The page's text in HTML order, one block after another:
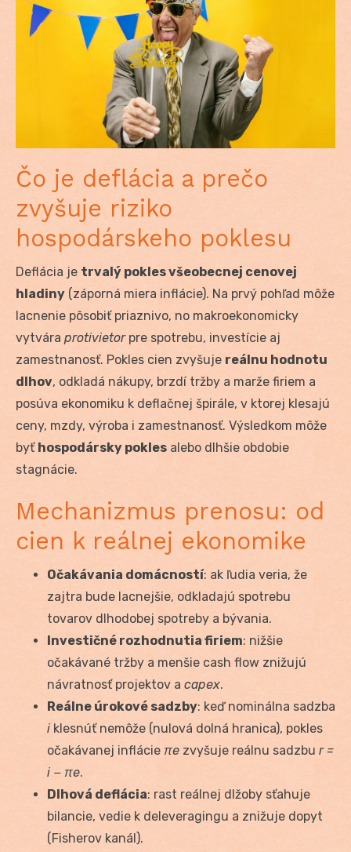
Čo je deflácia a prečo
zvyšuje riziko
hospodárskeho poklesu
Deflácia je trvalý pokles všeobecnej cenovej
hladiny (záporná miera inflácie). Na prvý pohľad môže
lacnenie pôsobiť priaznivo, no makroekonomicky
vytvára protivietorpre spotrebu, investície aj
zamestnanosť. Pokles cien zvyšuje reálnu hodnotu
dlhov, odkladá nákupy, brzdí tržby a marže firiem a
posúva ekonomiku k deflačnej špirále, v ktorej klesajú
ceny, mzdy, výroba i zamestnanosť. Výsledkom môže
byť hospodársky pokles alebo dlhšie obdobie
stagnácie.
Mechanizmus prenosu: od
cien k reálnej ekonomike
Očakávania domácností: ak ľudia veria, že
zajtra bude lacnejšie, odkladajú spotrebu
tovarov dlhodobej spotreby a bývania.
Investičné rozhodnutia firiem: nižšie
očakávané tržby a menšie cash flow znižujú
návratnosť projektov a capex.
Reálne úrokové sadzby: keď nominálna sadzba
i klesnúť nemôže (nulová dolná hranica), pokles
očakávanej inflácie πe zvyšuje reálnu sadzbu r =
i − πe.
Dlhová deflácia: rast reálnej dlžoby sťahuje
bilancie, vedie k deleveragingu a znižuje dopyt
(Fisherov kanál).